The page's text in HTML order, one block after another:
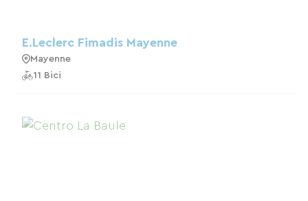
E.Leclerc Fimadis Mayenne
Mayenne
11 Bici